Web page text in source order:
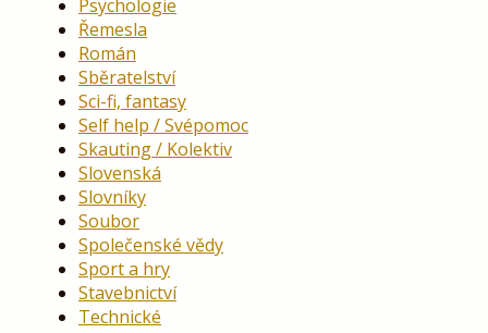
Psychologie
Řemesla
Román
Sběratelství
Sci-fi, fantasy
Self help / Svépomoc
Skauting / Kolektiv
Slovenská
Slovníky
Soubor
Společenské vědy
Sport a hry
Stavebnictví
Technické